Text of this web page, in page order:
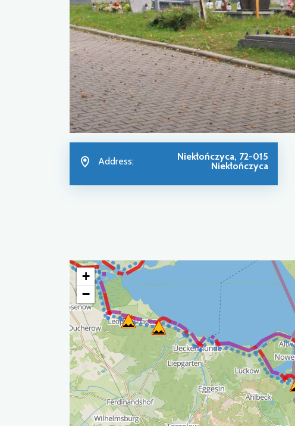
Address:
Niekłończyca, 72-015
Niekłończyca
+
−